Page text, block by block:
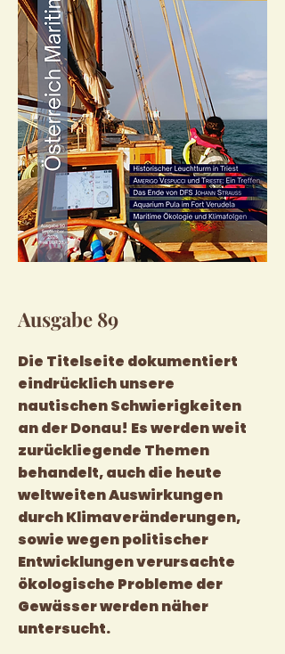
Ausgabe 89
Die Titelseite dokumentiert
eindrücklich unsere
nautischen Schwierigkeiten
an der Donau! Es werden weit
zurückliegende Themen
behandelt, auch die heute
weltweiten Auswirkungen
durch Klimaveränderungen,
sowie wegen politischer
Entwicklungen verursachte
ökologische Probleme der
Gewässer werden näher
untersucht.